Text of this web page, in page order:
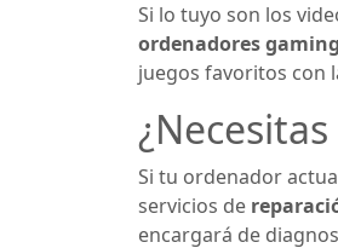
Si lo tuyo son los
ordenadores gaming
juegos favoritos con
Si tu ordenador
servicios de
encargará de